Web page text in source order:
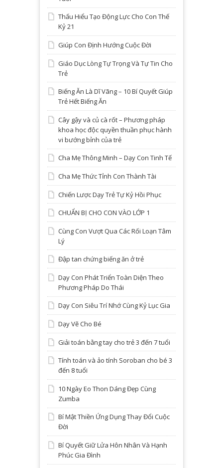
Thấu Hiểu Tạo Động Lực Cho Con Thế
Kỷ 21
Giúp Con Định Hướng Cuộc Đời
Giáo Dục Lòng Tự Trọng Và Tự Tin Cho
Trẻ
Biếng Ăn Là Dĩ Vãng – 10 Bí Quyết Giúp
Trẻ Hết Biếng Ăn
Cây gậy và củ cà rốt – Phương pháp
khoa học độc quyền thuần phục hành
vi bướng bỉnh của trẻ
Cha Mẹ Thông Minh – Dạy Con Tinh Tế
Cha Mẹ Thức Tỉnh Con Thành Tài
Chiến Lược Dạy Trẻ Tự Kỷ Hồi Phục
CHUẨN BỊ CHO CON VÀO LỚP 1
Cùng Con Vượt Qua Các Rối Loạn Tâm
Lý
Đập tan chứng biếng ăn ở trẻ
Dạy Con Phát Triển Toàn Diện Theo
Phương Pháp Do Thái
Dạy Con Siêu Trí Nhớ Cùng Kỷ Lục Gia
Dạy Vẽ Cho Bé
Giải toán bằng tay cho trẻ 3 đến 7 tuổi
Tính toán và ảo tính Soroban cho bé 3
đến 8 tuổi
10 Ngày Eo Thon Dáng Đẹp Cùng
Zumba
Bí Mật Thiền Ứng Dụng Thay Đổi Cuộc
Đời
Bí Quyết Giữ Lửa Hôn Nhân Và Hạnh
Phúc Gia Đình